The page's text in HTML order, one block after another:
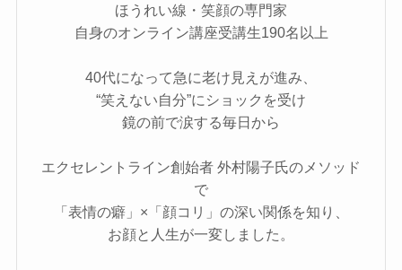
ほうれい線・笑顔の専門家
自身のオンライン講座受講生190名以上
40代になって急に老け見えが進み、
“笑えない自分”にショックを受け
鏡の前で涙する毎日から
エクセレントライン創始者 外村陽子氏のメソッド
で
「表情の癖」×「顔コリ」の深い関係を知り、
お顔と人生が一変しました。